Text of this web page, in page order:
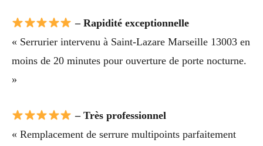
– Rapidité exceptionnelle
« Serrurier intervenu à Saint-Lazare Marseille 13003 en
moins de 20 minutes pour ouverture de porte nocturne.
»
– Très professionnel
« Remplacement de serrure multipoints parfaitement